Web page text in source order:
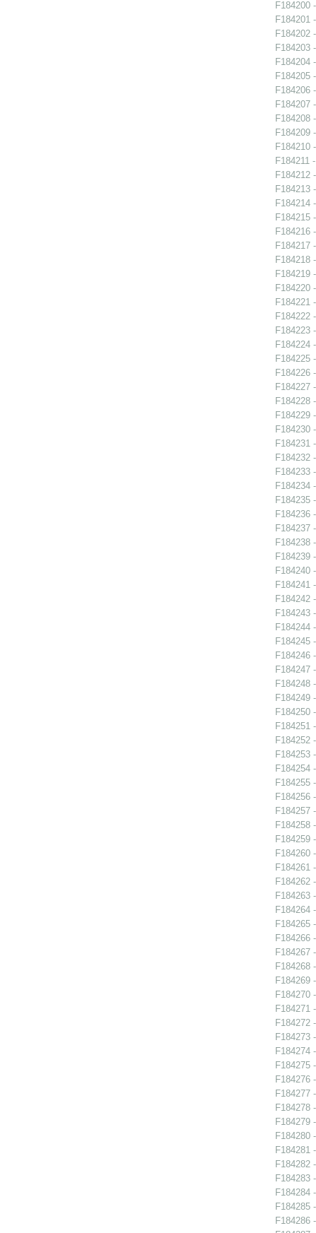
F184200
F184201
F184202
F184203
F184204
F184205
F184206
F184207
F184208
F184209
F184210
F184211
F184212
F184213
F184214
F184215
F184216
F184217
F184218
F184219
F184220
F184221
F184222
F184223
F184224
F184225
F184226
F184227
F184228
F184229
F184230
F184231
F184232
F184233
F184234
F184235
F184236
F184237
F184238
F184239
F184240
F184241
F184242
F184243
F184244
F184245
F184246
F184247
F184248
F184249
F184250
F184251
F184252
F184253
F184254
F184255
F184256
F184257
F184258
F184259
F184260
F184261
F184262
F184263
F184264
F184265
F184266
F184267
F184268
F184269
F184270
F184271
F184272
F184273
F184274
F184275
F184276
F184277
F184278
F184279
F184280
F184281
F184282
F184283
F184284
F184285
F184286